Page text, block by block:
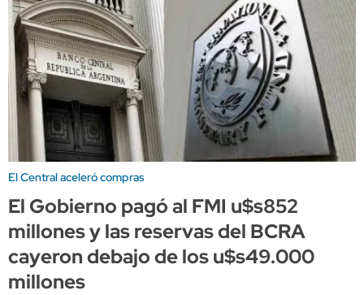
El Central aceleró compras
El Gobierno pagó al FMI u$s852
millones y las reservas del BCRA
cayeron debajo de los u$s49.000
millones